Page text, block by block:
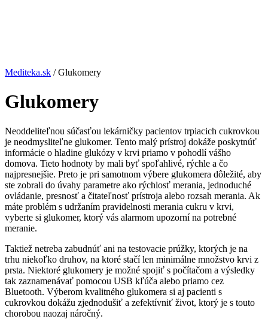
Mediteka.sk / Glukomery
Glukomery
Neoddeliteľnou súčasťou lekárničky pacientov trpiacich cukrovkou
je neodmysliteľne glukomer. Tento malý prístroj dokáže poskytnúť
informácie o hladine glukózy v krvi priamo v pohodlí vášho
domova. Tieto hodnoty by mali byť spoľahlivé, rýchle a čo
najpresnejšie. Preto je pri samotnom výbere glukomera dôležité, aby
ste zobrali do úvahy parametre ako rýchlosť merania, jednoduché
ovládanie, presnosť a čitateľnosť prístroja alebo rozsah merania. Ak
máte problém s udržaním pravidelnosti merania cukru v krvi,
vyberte si glukomer, ktorý vás alarmom upozorní na potrebné
meranie.
Taktiež netreba zabudnúť ani na testovacie prúžky, ktorých je na
trhu niekoľko druhov, na ktoré stačí len minimálne množstvo krvi z
prsta. Niektoré glukomery je možné spojiť s počítačom a výsledky
tak zaznamenávať pomocou USB kľúča alebo priamo cez
Bluetooth. Výberom kvalitného glukomera si aj pacienti s
cukrovkou dokážu zjednodušiť a zefektívniť život, ktorý je s touto
chorobou naozaj náročný.